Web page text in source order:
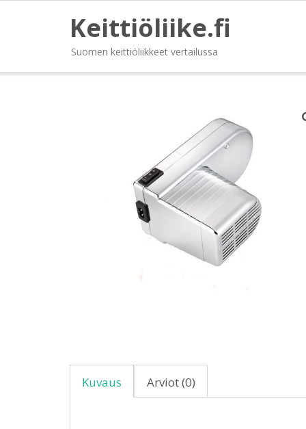
Keittiöliike.fi
Suomen keittiöliikkeet vertailussa
Kuvaus Arviot (0)